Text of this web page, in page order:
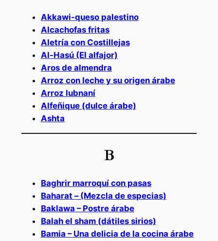
Akkawi-queso palestino
Alcachofas fritas
Aletría con Costillejas
Al-Hasú (El alfajor)
Aros de almendra
Arroz con leche y su origen árabe
Arroz lubnaní
Alfeñique (dulce árabe)
Ashta
B
Baghrir marroquí con pasas
Baharat – (Mezcla de especias)
Baklawa – Postre árabe
Balah el sham (dátiles sirios)
Bamia – Una delicia de la cocina árabe